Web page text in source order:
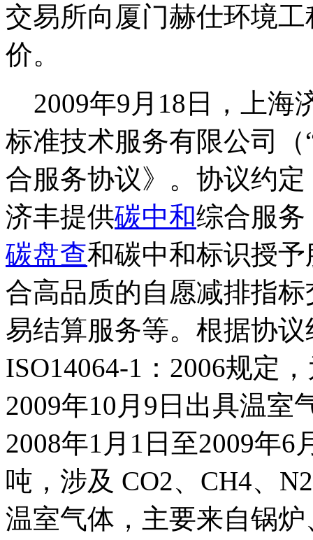
交易所向厦门赫仕环境
价。
2009年9月18日，上海
标准技术服务有限公司（
合服务协议》。协议约
济丰提供碳中和综合服
碳盘查和碳中和标识授
合高品质的自愿减排指
易结算服务等。根据协议
ISO14064-1：2006规定
2009年10月9日出具温室
2008年1月1日至2009年6
吨，涉及 CO2、CH4、
温室气体，主要来自锅